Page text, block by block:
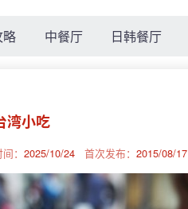
略 中餐厅 日韩餐厅
湾小吃
： 2025/10/24 首次发布： 2015/08/17